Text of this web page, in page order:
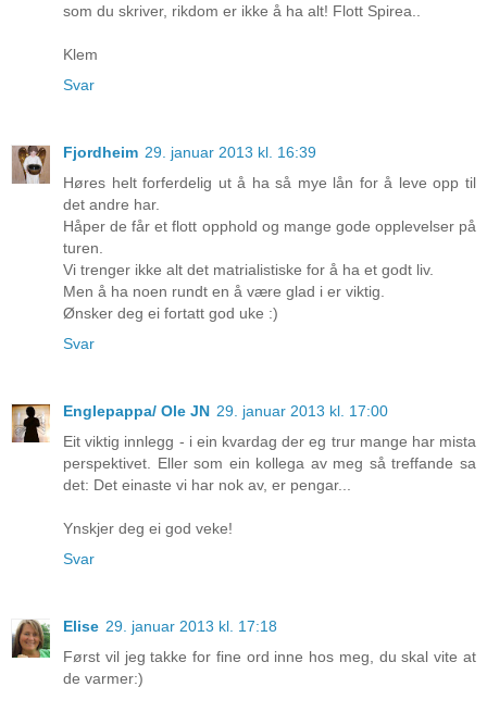
som du skriver, rikdom er ikke å ha alt! Flott Spirea..
Klem
Svar
Fjordheim 29. januar 2013 kl. 16:39
Høres helt forferdelig ut å ha så mye lån for å leve opp til
det andre har.
Håper de får et flott opphold og mange gode opplevelser på
turen.
Vi trenger ikke alt det matrialistiske for å ha et godt liv.
Men å ha noen rundt en å være glad i er viktig.
Ønsker deg ei fortatt god uke :)
Svar
Englepappa/ Ole JN 29. januar 2013 kl. 17:00
Eit viktig innlegg - i ein kvardag der eg trur mange har mista
perspektivet. Eller som ein kollega av meg så treffande sa
det: Det einaste vi har nok av, er pengar...
Ynskjer deg ei god veke!
Svar
Elise 29. januar 2013 kl. 17:18
Først vil jeg takke for fine ord inne hos meg, du skal vite at
de varmer:)